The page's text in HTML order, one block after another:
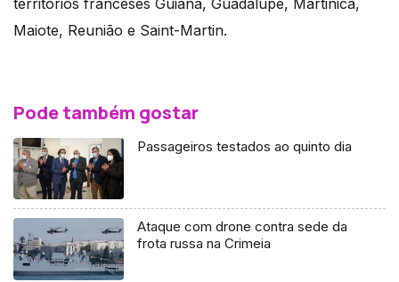
Maiote, Reunião e Saint-Martin.
Pode também gostar
Passageiros testados ao quinto dia
Ataque com drone contra sede da
frota russa na Crimeia